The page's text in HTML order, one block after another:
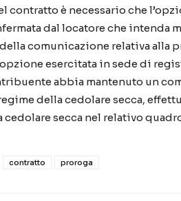
contratto è necessario che
dal locatore che intenda
comunicazione relativa alla
esercitata in sede di
abbia mantenuto un
della cedolare secca,
secca nel relativo
contratto proroga